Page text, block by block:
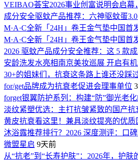
VEIBAO荟宝2026事业创富说明会启
成分安全驱蚊产品推荐：六神驱蚊蛋
M·A·C全新「24H」卷王金气垫中国
M·A·C全新「24H」卷王金气垫中国
2026 驱蚊产品成分安全推荐：这 5 款
安龄洗发水亮相南京美妆巡展 开启有
30+的姐妹们，抗衰这条路上谁还没踩
for/get品牌成为抗衰老促进会理事单位
forget银翼防护系列：构建“防”御光老
淡纹紧塑优选：主打抗皱紧致的国产抗
黄皮抗衰看这里！兼具淡纹提亮的优质
沐浴露推荐排行？2026 深度测评：口
微盟星启 9天前
从“抗老”到“长寿护肤”：2026年，护肤